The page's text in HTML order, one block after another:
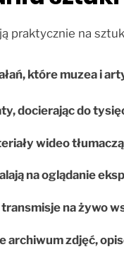
praktycznie na
które muzea i
docierając do
wideo
na oglądanie
na żywo
archiwum zdjęć,